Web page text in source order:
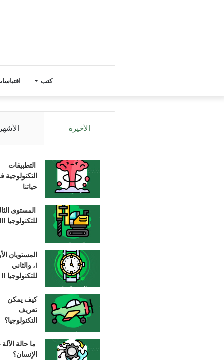
كتب
الأخيرة الأشهر
التطبيقات
التكنولوجية
حياتنا
المستوى
للتكنولوجيا III
المستويان
I، والثاني
للتكنولوجيا II
كيف يمكن
تعريف
التكنولوجيا؟
ما حالة الآلة
الإنسان؟